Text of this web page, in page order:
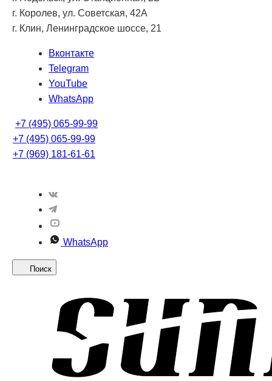
г. Королев, ул. Советская, 42А
г. Клин, Ленинградское шоссе, 21
Вконтакте
Telegram
YouTube
WhatsApp
+7 (495) 065-99-99
+7 (495) 065-99-99
+7 (969) 181-61-61
WhatsApp
Поиск